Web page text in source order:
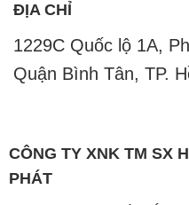
ĐỊA CHỈ
1229C Quốc lộ 1A,
Quận Bình Tân, TP.
CÔNG TY XNK TM SX
PHÁT